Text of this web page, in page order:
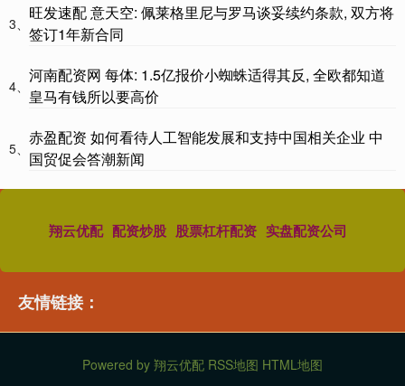
3、
旺发速配 意天空: 佩莱格里尼与罗马谈妥续约条款, 双方将
签订1年新合同
4、
河南配资网 每体: 1.5亿报价小蜘蛛适得其反, 全欧都知道
皇马有钱所以要高价
5、
赤盈配资 如何看待人工智能发展和支持中国相关企业 中
国贸促会答潮新闻
翔云优配 配资炒股 股票杠杆配资 实盘配资公司
友情链接：
Powered by 翔云优配 RSS地图 HTML地图